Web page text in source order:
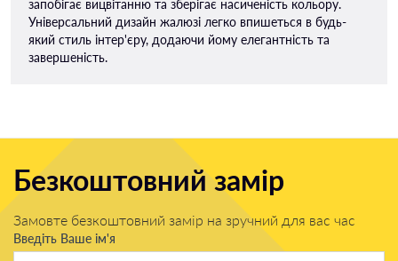
запобігає вицвітанню та зберігає насиченість кольору.
Універсальний дизайн жалюзі легко впишеться в будь-
який стиль інтер'єру, додаючи йому елегантність та
завершеність.
Безкоштовний замір
Замовте безкоштовний замір на зручний для вас час
Введіть Ваше ім'я